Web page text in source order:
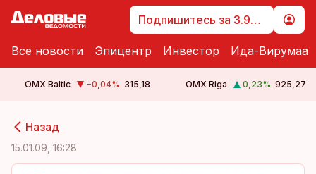
Подпишитесь за 3.99 €
Все новости Эпицентр Инвестор Ида-Вирумаа
OMX Baltic −0,04% 315,18 OMX Riga 0,23% 925,27
Назад
15.01.09, 16:28